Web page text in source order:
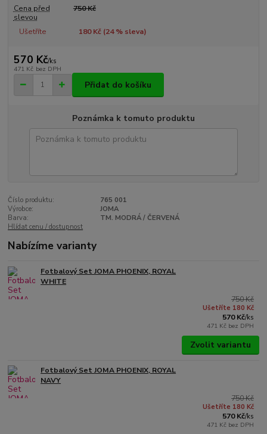
Cena před
slevou
750 Kč
Ušetříte 180 Kč (24% sleva)
570 Kč/ks
471 Kč bez DPH
Přidat do košíku
Poznámka k tomuto produktu
Číslo produktu:
765 001
Výrobce:
JOMA
Barva:
TM. MODRÁ / ČERVENÁ
Hlídat cenu / dostupnost
Nabízíme varianty
Fotbalový Set JOMA PHOENIX, ROYAL
WHITE
750 Kč
Ušetříte 180 Kč
570 Kč/ks
471 Kč bez DPH
Zvolit variantu
Fotbalový Set JOMA PHOENIX, ROYAL
NAVY
750 Kč
Ušetříte 180 Kč
570 Kč/ks
471 Kč bez DPH